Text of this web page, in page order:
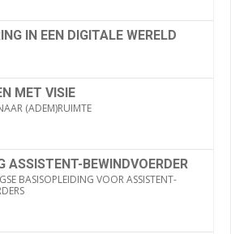
IN EEN DIGITALE WERELD
MET VISIE
(ADEM)RUIMTE
ASSISTENT-BEWINDVOERDER
BASISOPLEIDING VOOR ASSISTENT-